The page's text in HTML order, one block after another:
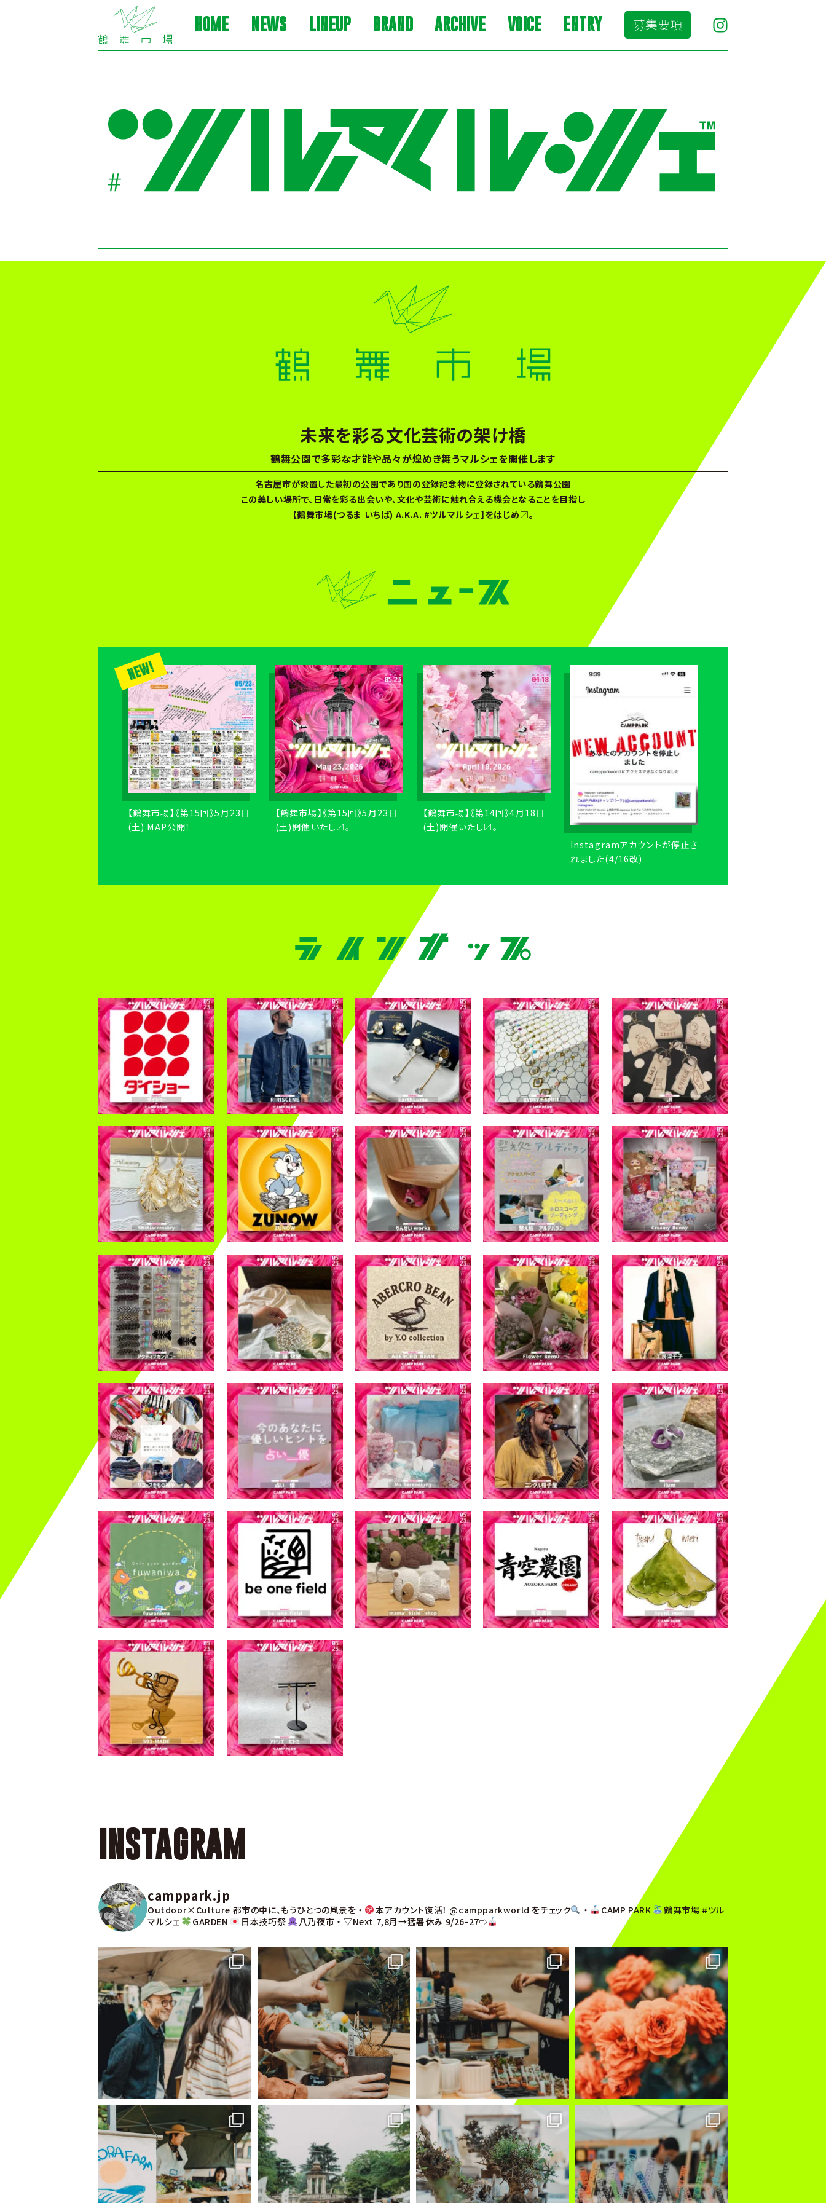
HOME NEWS LINEUP BRAND ARCHIVE VOICE ENTRY 募集要項
未来を彩る文化芸術の架け橋
鶴舞公園で多彩な才能や品々が煌めき舞うマルシェを開催します
名古屋市が設置した最初の公園であり国の登録記念物に登録されている鶴舞公園
この美しい場所で、日常を彩る出会いや、文化や芸術に触れ合える機会となることを目指し
【鶴舞市場(つるま いちば) A.K.A. #ツルマルシェ】をはじめ〼。
NEW!
【鶴舞市場】《第15回》5月23日
(土) MAP公開！
【鶴舞市場】《第15回》5月23日
(土)開催いたし〼。
【鶴舞市場】《第14回》4月18日
(土)開催いたし〼。
Instagramアカウントが停止さ
れました(4/16改)
INSTAGRAM
camppark.jp
Outdoor×Culture 都市の中に、もうひとつの風景を ・ 本アカウント復活！ @campparkworld をチェック ・ CAMP PARK
鶴舞市場 #ツル
マルシェ
GARDEN 日本技巧祭 八乃夜市 ・ ▽Next 7,8月→猛暑休み 9/26-27⇨